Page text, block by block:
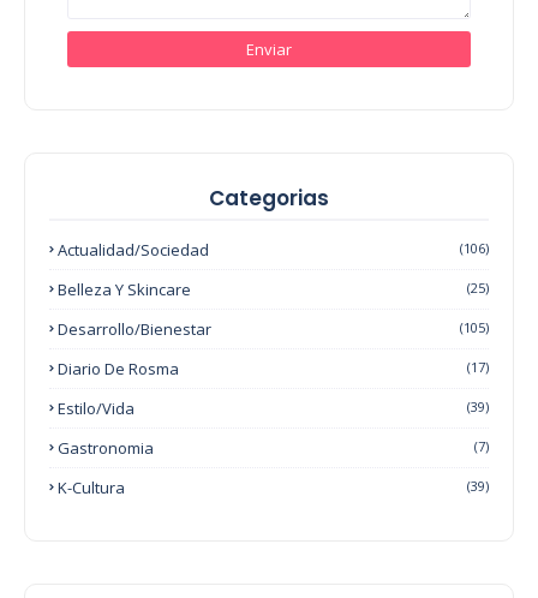
Categorias
Actualidad/Sociedad (106)
Belleza Y Skincare (25)
Desarrollo/Bienestar (105)
Diario De Rosma (17)
Estilo/Vida (39)
Gastronomia (7)
K-Cultura (39)